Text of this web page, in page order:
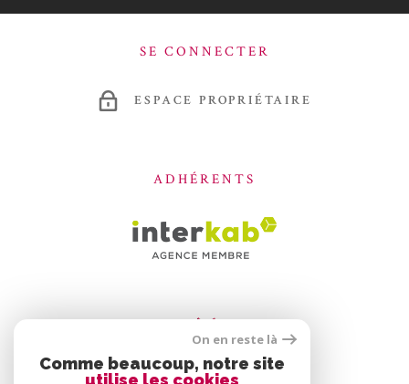
SE CONNECTER
ESPACE PROPRIÉTAIRE
ADHÉRENTS
On en reste là
Comme beaucoup, notre site
utilise les cookies